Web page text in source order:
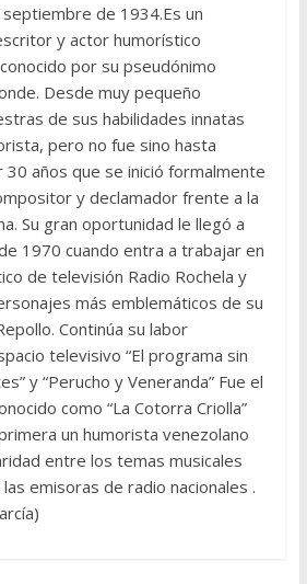
de 1934.Es un
y actor humorístico
por su pseudónimo
Desde muy pequeño
de sus habilidades innatas
pero no fue sino hasta
años que se inició formalmente
y declamador frente a la
Su gran oportunidad le llegó a
1970 cuando entra a trabajar en
de televisión Radio Rochela y
más emblemáticos de su
Continúa su labor
televisivo “El programa sin
y “Perucho y Veneranda” Fue el
como “La Cotorra Criolla”
un humorista venezolano
entre los temas musicales
emisoras de radio nacionales .